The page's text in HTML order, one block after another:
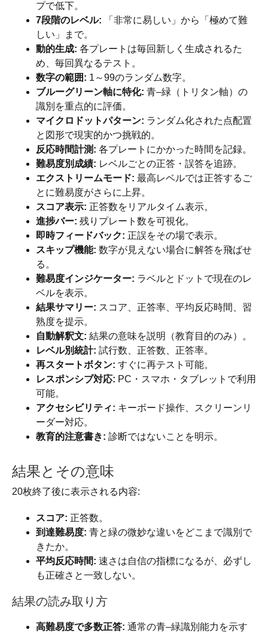
プで低下。
7段階のレベル: 「非常に易しい」から「極めて難
しい」まで。
動的生成: 各プレートは毎回新しく生成されるた
め、毎回異なるテスト。
数字の範囲: 1～99のランダム数字。
ブルーグリーン軸に特化: 青–緑（トリタン軸）の
識別を重点的に評価。
マイクロドットパターン: ランダム化された点配置
と図形で現実的かつ挑戦的。
反応時間計測: 各プレートにかかった時間を記録。
難易度別成績: レベルごとの正答・誤答を追跡。
エクストリームモード: 最高レベルでは正答するご
とに難易度がさらに上昇。
スコア表示: 正答数をリアルタイム表示。
進捗バー: 残りプレート数を可視化。
即時フィードバック: 正誤をその場で表示。
スキップ機能: 数字が見えない場合に解答を飛ばせ
る。
難易度インジケーター: ラベルとドットで現在のレ
ベルを表示。
結果サマリー: スコア、正答率、平均反応時間、習
熟度を提示。
自動解釈文: 結果の意味を説明（教育目的のみ）。
レベル別統計: 試行数、正答数、正答率。
再スタートボタン: すぐに再テスト可能。
レスポンシブ対応: PC・スマホ・タブレットで利用
可能。
アクセシビリティ: キーボード操作、スクリーンリ
ーダー対応。
教育的注意書き: 診断ではないことを明示。
結果とその意味
20枚終了後に表示される内容:
スコア: 正答数。
到達難易度: 青と緑の微妙な違いをどこまで識別で
きたか。
平均反応時間: 速さは自信の指標になるが、必ずし
も正確さと一致しない。
結果の読み取り方
高難易度で多数正答: 通常の青–緑識別能力を示す